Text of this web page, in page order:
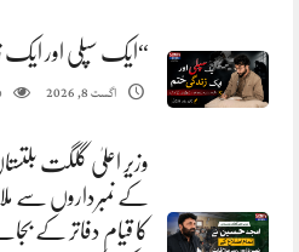
“ایک سپلی اور ایک
اگست 8, 2026
وزیر اعلیٰ گلگت
کے نمبرداروں سے
کا قیام دفاتر کے